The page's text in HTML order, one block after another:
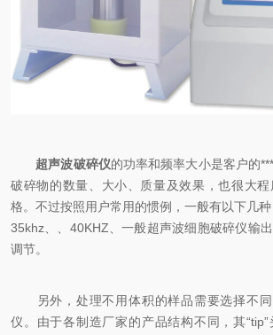
超声波破碎仪的功率和频率大小是客户的
破碎物的数量、大小、质量及效果，也很大
格。不过按照用户常用的惯例，一般有以下几种
35khz、、40KHZ、一般超声波细胞破碎仪输
调节。
另外，处理不用体积的样品需要选择不同
仪。由于各制造厂家的产品结构不同，其